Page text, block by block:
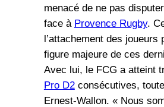
menacé de ne pas
face à Provence Rugby.
l’attachement des joueurs
figure majeure de ces
Avec lui, le FCG a atteint
Pro D2consécutives,
Ernest-Wallon. « Nous